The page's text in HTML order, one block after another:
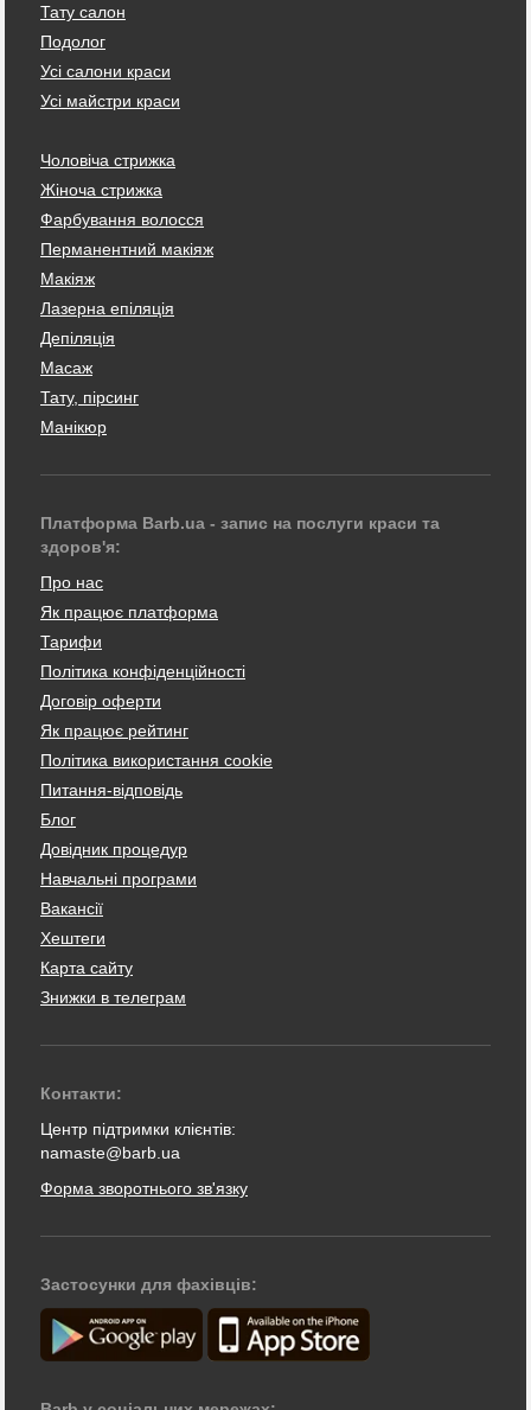
Тату салон
Подолог
Усі салони краси
Усі майстри краси
Чоловіча стрижка
Жіноча стрижка
Фарбування волосся
Перманентний макіяж
Макіяж
Лазерна епіляція
Депіляція
Масаж
Тату, пірсинг
Манікюр
Платформа Barb.ua - запис на послуги краси та
здоров'я:
Про нас
Як працює платформа
Тарифи
Політика конфіденційності
Договір оферти
Як працює рейтинг
Політика використання cookie
Питання-відповідь
Блог
Довідник процедур
Навчальні програми
Вакансії
Хештеги
Карта сайту
Знижки в телеграм
Контакти:
Центр підтримки клієнтів:
namaste@barb.ua
Форма зворотнього зв'язку
Застосунки для фахівців: